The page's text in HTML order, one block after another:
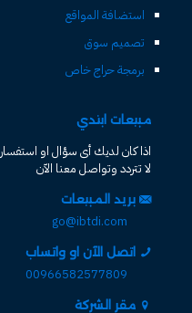
استضافة المواقع
تصميم سوق
برمجة حراج خاص
مبيعات ابتدي
اذا كان لديك أى سؤال او استفسار
لا تتردد وتواصل معنا الآن
بريد المبيعات
go@ibtdi.com
اتصل الآن او واتساب
00966582577809
مقر الشركة